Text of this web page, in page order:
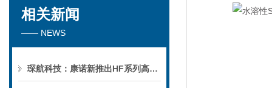
相关新闻
—— NEWS
琛航科技：康诺新推出HF系列高压恒流泵